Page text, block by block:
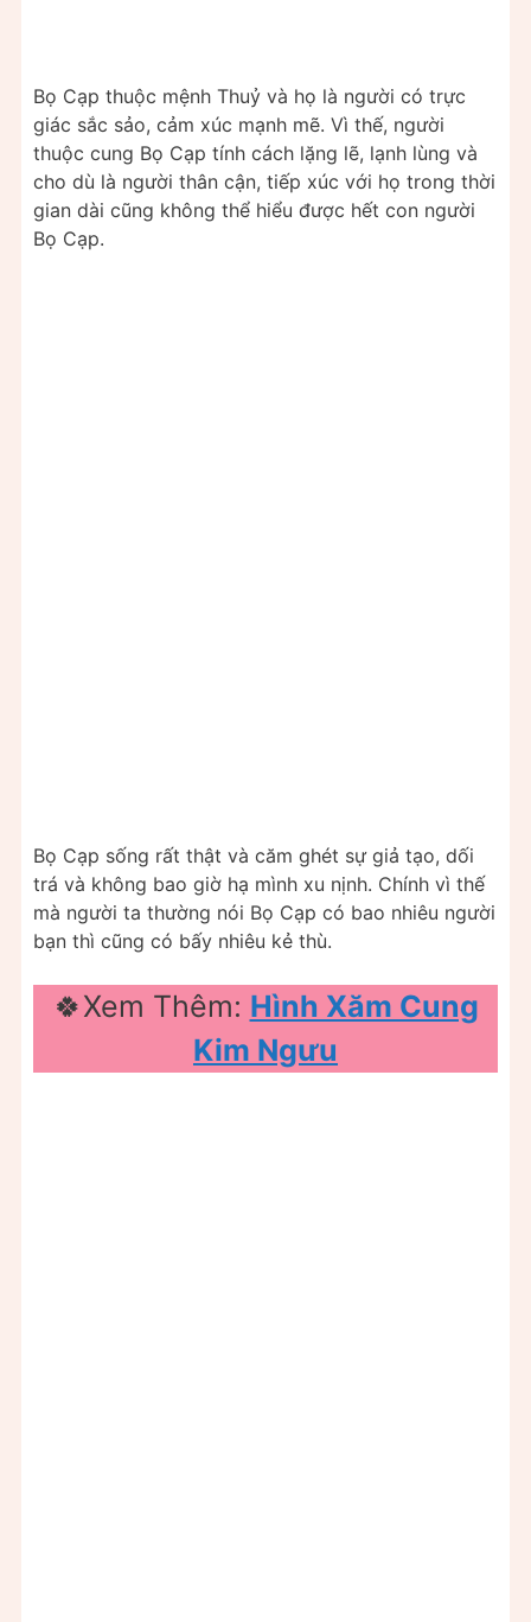
Bọ Cạp thuộc mệnh Thuỷ và họ là người có trực
giác sắc sảo, cảm xúc mạnh mẽ. Vì thế, người
thuộc cung Bọ Cạp tính cách lặng lẽ, lạnh lùng và
cho dù là người thân cận, tiếp xúc với họ trong thời
gian dài cũng không thể hiểu được hết con người
Bọ Cạp.
Bọ Cạp sống rất thật và căm ghét sự giả tạo, dối
trá và không bao giờ hạ mình xu nịnh. Chính vì thế
mà người ta thường nói Bọ Cạp có bao nhiêu người
bạn thì cũng có bấy nhiêu kẻ thù.
🍀Xem Thêm: Hình Xăm Cung
Kim Ngưu